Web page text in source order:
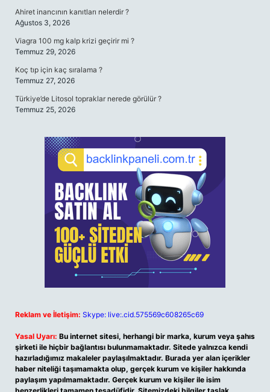
Ahiret inancının kanıtları nelerdir ?
Ağustos 3, 2026
Viagra 100 mg kalp krizi geçirir mi ?
Temmuz 29, 2026
Koç tıp için kaç sıralama ?
Temmuz 27, 2026
Türkiye’de Litosol topraklar nerede görülür ?
Temmuz 25, 2026
Reklam ve İletişim: Skype: live:.cid.575569c608265c69
Yasal Uyarı: Bu internet sitesi, herhangi bir marka, kurum veya şahıs
şirketi ile hiçbir bağlantısı bulunmamaktadır. Sitede yalnızca kendi
hazırladığımız makaleler paylaşılmaktadır. Burada yer alan içerikler
haber niteliği taşımamakta olup, gerçek kurum ve kişiler hakkında
paylaşım yapılmamaktadır. Gerçek kurum ve kişiler ile isim